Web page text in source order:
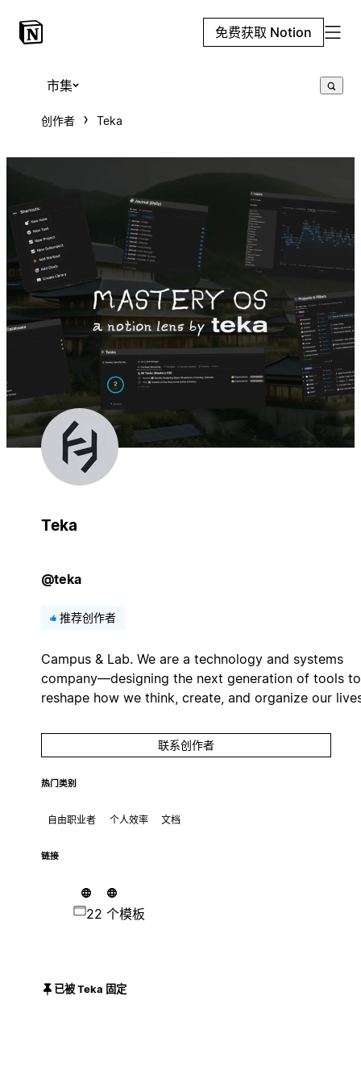
免费获取 Notion
市集
创作者 Teka
Teka
@teka
推荐创作者
Campus & Lab. We are a technology and systems
company—designing the next generation of tools to
reshape how we think, create, and organize our
联系创作者
热门类别
自由职业者 个人效率 文档
链接
22 个模板
已被 Teka 固定